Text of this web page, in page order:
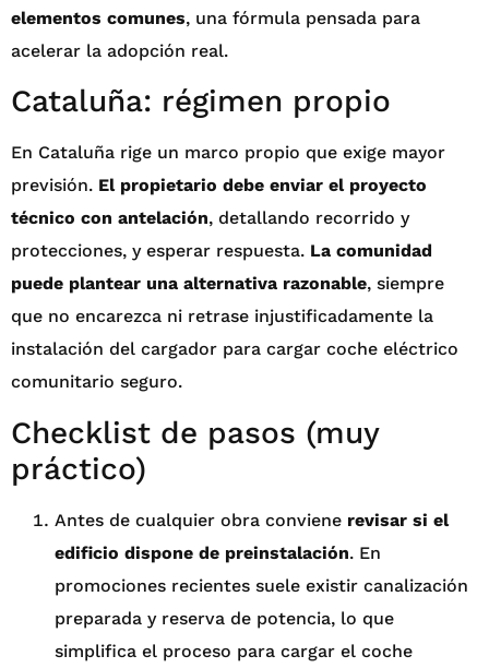
elementos comunes, una fórmula pensada para
acelerar la adopción real.
Cataluña: régimen propio
En Cataluña rige un marco propio que exige mayor
previsión. El propietario debe enviar el proyecto
técnico con antelación, detallando recorrido y
protecciones, y esperar respuesta. La comunidad
puede plantear una alternativa razonable, siempre
que no encarezca ni retrase injustificadamente la
instalación del cargador para cargar coche eléctrico
comunitario seguro.
Checklist de pasos (muy
práctico)
Antes de cualquier obra conviene revisar si el
edificio dispone de preinstalación. En
promociones recientes suele existir canalización
preparada y reserva de potencia, lo que
simplifica el proceso para cargar el coche